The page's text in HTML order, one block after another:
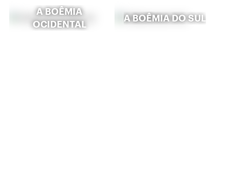
A BOÊMIA
OCIDENTAL
A BOÊMIA DO SUL